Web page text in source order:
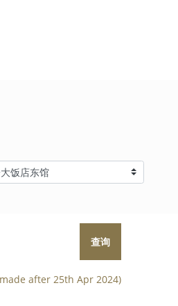
查询
after 25th Apr 2024)